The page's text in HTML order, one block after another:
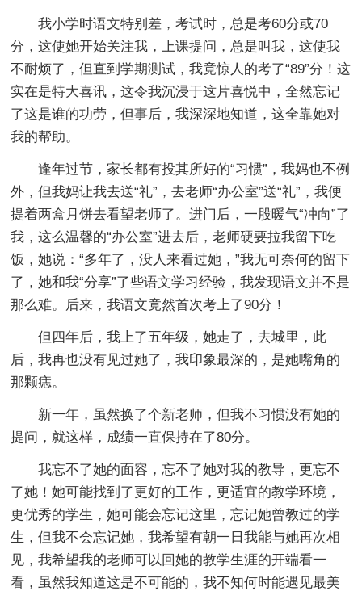
我小学时语文特别差，考试时，总是考60分或70
分，这使她开始关注我，上课提问，总是叫我，这使我
不耐烦了，但直到学期测试，我竟惊人的考了“89”分！这
实在是特大喜讯，这令我沉浸于这片喜悦中，全然忘记
了这是谁的功劳，但事后，我深深地知道，这全靠她对
我的帮助。
逢年过节，家长都有投其所好的“习惯”，我妈也不例
外，但我妈让我去送“礼”，去老师“办公室”送“礼”，我便
提着两盒月饼去看望老师了。进门后，一股暖气“冲向”了
我，这么温馨的“办公室”进去后，老师硬要拉我留下吃
饭，她说：“多年了，没人来看过她，”我无可奈何的留下
了，她和我“分享”了些语文学习经验，我发现语文并不是
那么难。后来，我语文竟然首次考上了90分！
但四年后，我上了五年级，她走了，去城里，此
后，我再也没有见过她了，我印象最深的，是她嘴角的
那颗痣。
新一年，虽然换了个新老师，但我不习惯没有她的
提问，就这样，成绩一直保持在了80分。
我忘不了她的面容，忘不了她对我的教导，更忘不
了她！她可能找到了更好的工作，更适宜的教学环境，
更优秀的学生，她可能会忘记这里，忘记她曾教过的学
生，但我不会忘记她，我希望有朝一日我能与她再次相
见，我希望我的老师可以回她的教学生涯的开端看一
看，虽然我知道这是不可能的，我不知何时能遇见最美